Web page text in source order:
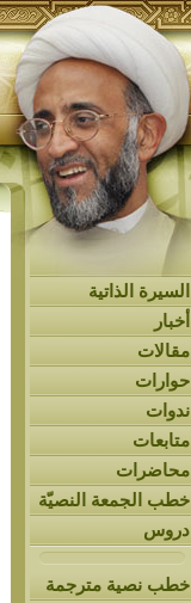
السيرة الذاتية
أخبار
مقالات
حوارات
ندوات
متابعات
محاضرات
خطب الجمعة النصيّة
دروس
خطب نصية مترجمة